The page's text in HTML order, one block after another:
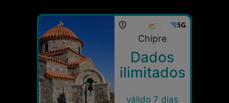
Chipre
Dados
ilimitados
válido 7 dias